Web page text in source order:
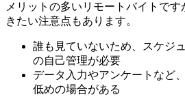
メリットの多いリモートバイトで
きたい注意点もあります。
誰も見ていないため、スケジ
の自己管理が必要
データ入力やアンケートなど
低めの場合がある